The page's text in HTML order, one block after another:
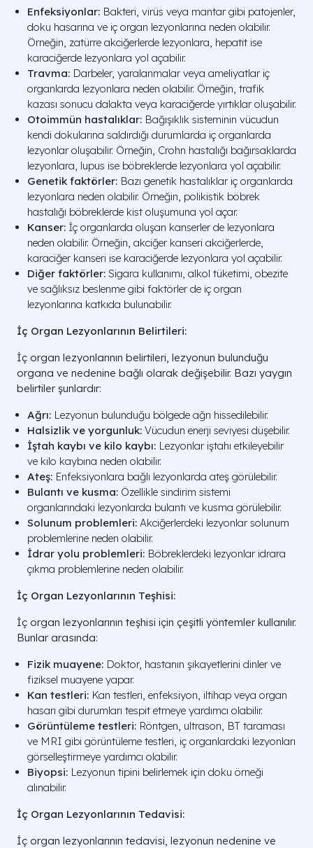
Enfeksiyonlar: Bakteri, virüs veya mantar gibi patojenler,
doku hasarına ve iç organ lezyonlarına neden olabilir.
Örneğin, zatürre akciğerlerde lezyonlara, hepatit ise
karaciğerde lezyonlara yol açabilir.
Travma: Darbeler, yaralanmalar veya ameliyatlar iç
organlarda lezyonlara neden olabilir. Örneğin, trafik
kazası sonucu dalakta veya karaciğerde yırtıklar oluşabilir.
Otoimmün hastalıklar: Bağışıklık sisteminin vücudun
kendi dokularına saldırdığı durumlarda iç organlarda
lezyonlar oluşabilir. Örneğin, Crohn hastalığı bağırsaklarda
lezyonlara, lupus ise böbreklerde lezyonlara yol açabilir.
Genetik faktörler: Bazı genetik hastalıklar iç organlarda
lezyonlara neden olabilir. Örneğin, polikistik böbrek
hastalığı böbreklerde kist oluşumuna yol açar.
Kanser: İç organlarda oluşan kanserler de lezyonlara
neden olabilir. Örneğin, akciğer kanseri akciğerlerde,
karaciğer kanseri ise karaciğerde lezyonlara yol açabilir.
Diğer faktörler: Sigara kullanımı, alkol tüketimi, obezite
ve sağlıksız beslenme gibi faktörler de iç organ
lezyonlarına katkıda bulunabilir.
İç Organ Lezyonlarının Belirtileri:
İç organ lezyonlarının belirtileri, lezyonun bulunduğu
organa ve nedenine bağlı olarak değişebilir. Bazı yaygın
belirtiler şunlardır:
Ağrı: Lezyonun bulunduğu bölgede ağrı hissedilebilir.
Halsizlik ve yorgunluk: Vücudun enerji seviyesi düşebilir.
İştah kaybı ve kilo kaybı: Lezyonlar iştahı etkileyebilir
ve kilo kaybına neden olabilir.
Ateş: Enfeksiyonlara bağlı lezyonlarda ateş görülebilir.
Bulantı ve kusma: Özellikle sindirim sistemi
organlarındaki lezyonlarda bulantı ve kusma görülebilir.
Solunum problemleri: Akciğerlerdeki lezyonlar solunum
problemlerine neden olabilir.
İdrar yolu problemleri: Böbreklerdeki lezyonlar idrara
çıkma problemlerine neden olabilir.
İç Organ Lezyonlarının Teşhisi:
İç organ lezyonlarının teşhisi için çeşitli yöntemler kullanılır.
Bunlar arasında:
Fizik muayene: Doktor, hastanın şikayetlerini dinler ve
fiziksel muayene yapar.
Kan testleri: Kan testleri, enfeksiyon, iltihap veya organ
hasarı gibi durumları tespit etmeye yardımcı olabilir.
Görüntüleme testleri: Röntgen, ultrason, BT taraması
ve MRI gibi görüntüleme testleri, iç organlardaki lezyonları
görselleştirmeye yardımcı olabilir.
Biyopsi: Lezyonun tipini belirlemek için doku örneği
alınabilir.
İç Organ Lezyonlarının Tedavisi:
İç organ lezyonlarının tedavisi, lezyonun nedenine ve